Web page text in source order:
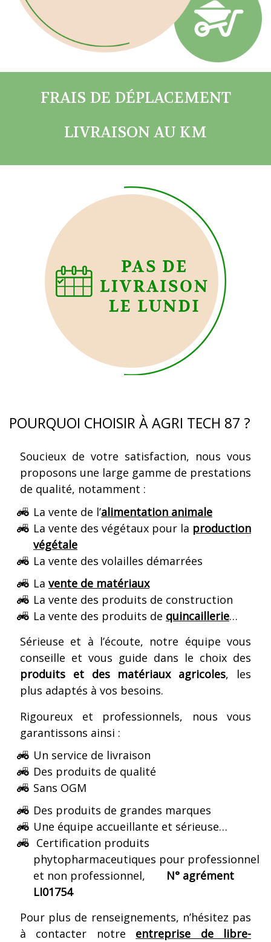
FRAIS DE DÉPLACEMENT
LIVRAISON AU KM
POURQUOI CHOISIR À AGRI TECH 87 ?
Soucieux de votre satisfaction, nous vous
proposons une large gamme de prestations
de qualité, notamment :
La vente de l’alimentation animale
La vente des végétaux pour la production
végétale
La vente des volailles démarrées
La vente de matériaux
La vente des produits de construction
La vente des produits de quincaillerie…
Sérieuse et à l’écoute, notre équipe vous
conseille et vous guide dans le choix des
produits et des matériaux agricoles, les
plus adaptés à vos besoins.
Rigoureux et professionnels, nous vous
garantissons ainsi :
Un service de livraison
Des produits de qualité
Sans OGM
Des produits de grandes marques
Une équipe accueillante et sérieuse…
Certification produits
phytopharmaceutiques pour professionnel
et non professionnel, N° agrément
LI01754
Pour plus de renseignements, n’hésitez pas
à contacter notre entreprise de libre-